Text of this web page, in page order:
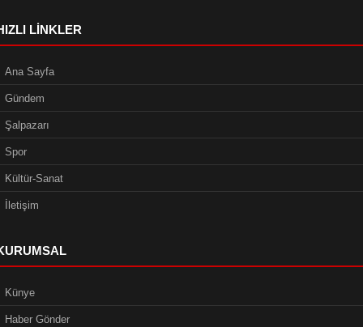
LINKLER
Ana Sayfa
Gündem
Şalpazarı
Spor
Kültür-Sanat
İletişim
Künye
Haber Gönder